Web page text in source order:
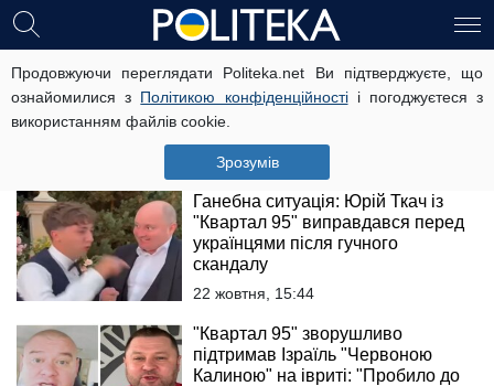
Продовжуючи переглядати Politeka.net Ви підтверджуєте, що
ознайомилися з Політикою конфіденційностіі погоджуєтеся з
використанням файлів cookie.
Зрозумів
Дружина продюсера "Квартал 95"
розповіла про страшну хворобу
синів: "Проходить гірше..."
25 жовтня, 15:15
Ганебна ситуація: Юрій Ткач із
"Квартал 95" виправдався перед
українцями після гучного
скандалу
22 жовтня, 15:44
"Квартал 95" зворушливо
підтримав Ізраїль "Червоною
Калиною" на івриті: "Пробило до